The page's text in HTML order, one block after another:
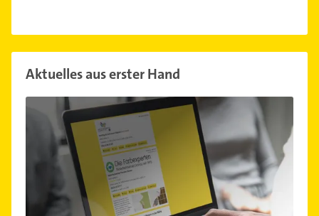
Aktuelles aus erster Hand